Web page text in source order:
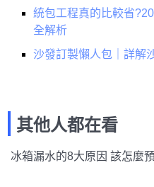
統包工程真的比較省
全解析
沙發訂製懶人包｜詳解
其他人都在看
冰箱漏水的8大原因 該怎麼